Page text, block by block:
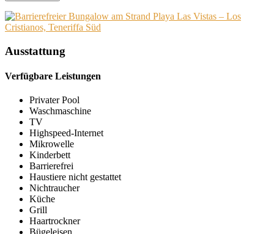
Ausstattung
Verfügbare Leistungen
Privater Pool
Waschmaschine
TV
Highspeed-Internet
Mikrowelle
Kinderbett
Barrierefrei
Haustiere nicht gestattet
Nichtraucher
Küche
Grill
Haartrockner
Bügeleisen